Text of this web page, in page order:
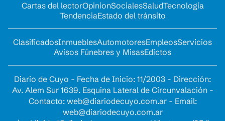
Cartas del lectorOpinionSocialesSaludTecnología
TendenciaEstado del tránsito
ClasificadosInmueblesAutomotoresEmpleosServicios
Avisos Fúnebres y MisasEdictos
Diario de Cuyo - Fecha de Inicio: 11/2003 - Dirección:
Av. Alem Sur 1639. Esquina Lateral de Circunvalación -
Contacto: web@diariodecuyo.com.ar- Email:
web@diariodecuyo.com.ar